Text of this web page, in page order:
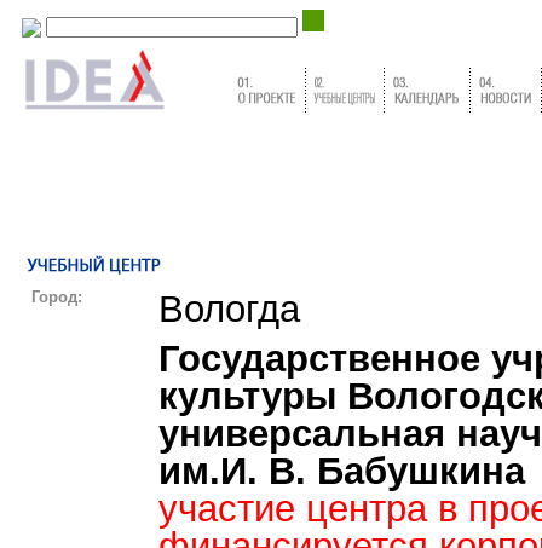
Город:
Вологда
Государственное
культуры
универсальная
им.И. В. Бабушкина
участие центра в